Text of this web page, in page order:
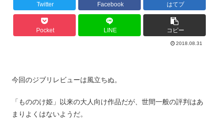
Twitter Facebook はてブ
Pocket LINE コピー
2018.08.31
今回のジブリレビューは風立ちぬ。
「もののけ姫」以来の大人向け作品だが、世間一般の評判はあ
まりよくはないようだ。